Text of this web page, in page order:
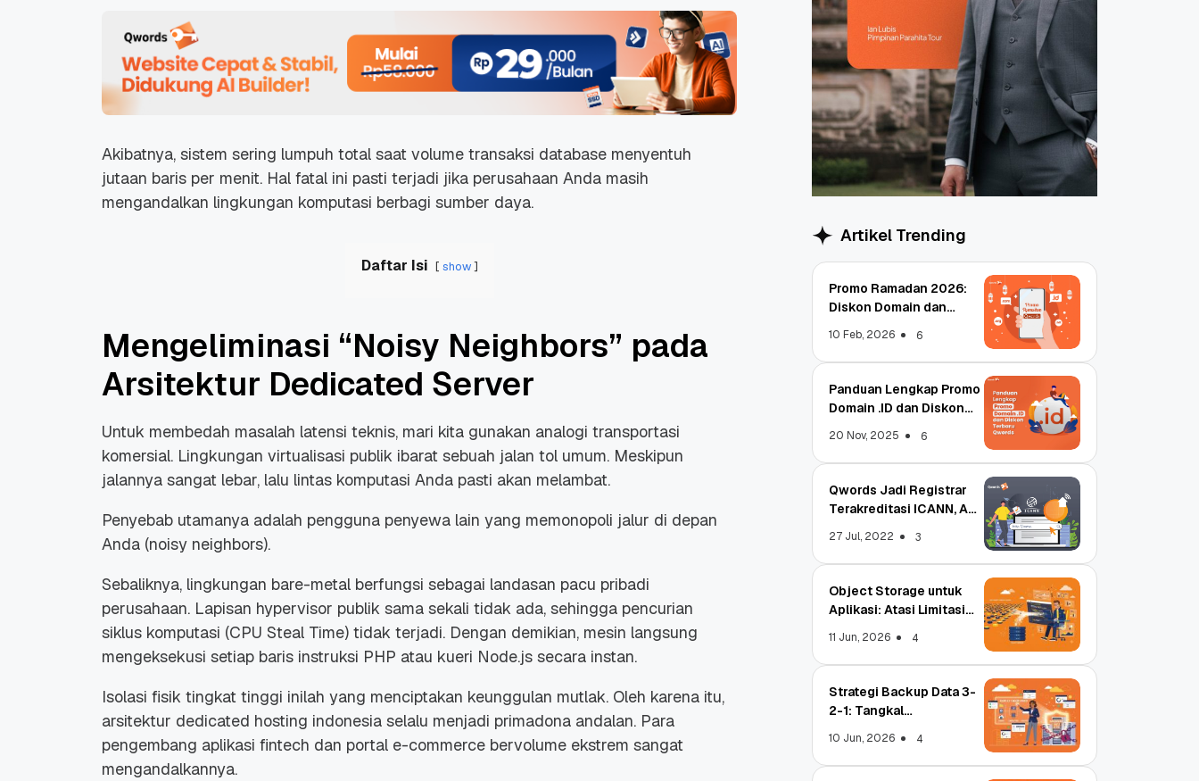
Akibatnya, sistem sering lumpuh total saat volume transaksi database menyentuh
jutaan baris per menit. Hal fatal ini pasti terjadi jika perusahaan Anda masih
mengandalkan lingkungan komputasi berbagi sumber daya.
Daftar Isi show
Mengeliminasi “Noisy Neighbors” pada
Arsitektur Dedicated Server
Untuk membedah masalah latensi teknis, mari kita gunakan analogi transportasi
komersial. Lingkungan virtualisasi publik ibarat sebuah jalan tol umum. Meskipun
jalannya sangat lebar, lalu lintas komputasi Anda pasti akan melambat.
Penyebab utamanya adalah pengguna penyewa lain yang memonopoli jalur di depan
Anda (noisy neighbors).
Sebaliknya, lingkungan bare-metal berfungsi sebagai landasan pacu pribadi
perusahaan. Lapisan hypervisor publik sama sekali tidak ada, sehingga pencurian
siklus komputasi (CPU Steal Time) tidak terjadi. Dengan demikian, mesin langsung
mengeksekusi setiap baris instruksi PHP atau kueri Node.js secara instan.
Isolasi fisik tingkat tinggi inilah yang menciptakan keunggulan mutlak. Oleh karena itu,
arsitektur dedicated hosting indonesia selalu menjadi primadona andalan. Para
pengembang aplikasi fintech dan portal e-commerce bervolume ekstrem sangat
mengandalkannya.
Artikel Trending
Promo Ramadan 2026:
Diskon Domain dan
10 Feb, 2026 6
Panduan Lengkap Promo
Domain .ID dan Diskon
20 Nov, 2025 6
Qwords Jadi Registrar
Terakreditasi ICANN, Apa
27 Jul, 2022 3
Object Storage untuk
Aplikasi: Atasi Limitasi
11 Jun, 2026 4
Strategi Backup Data 3-
2-1: Tangkal
10 Jun, 2026 4